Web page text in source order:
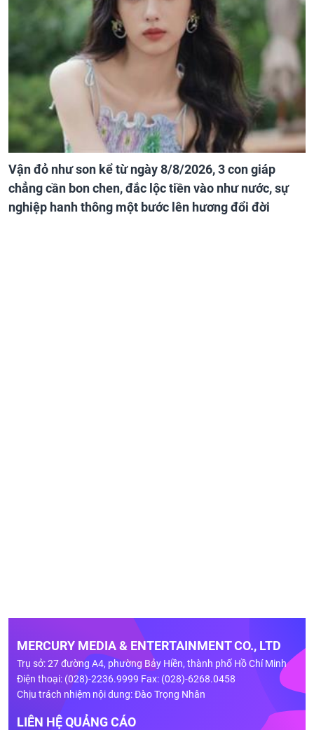
Vận đỏ như son kể từ ngày 8/8/2026, 3 con giáp
chẳng cần bon chen, đắc lộc tiền vào như nước, sự
nghiệp hanh thông một bước lên hương đổi đời
MERCURY MEDIA & ENTERTAINMENT CO., LTD
Trụ sở: 27 đường A4, phường Bảy Hiền, thành phố Hồ Chí Minh
Điện thoại: (028)-2236.9999 Fax: (028)-6268.0458
Chịu trách nhiệm nội dung: Đào Trọng Nhân
LIÊN HỆ QUẢNG CÁO